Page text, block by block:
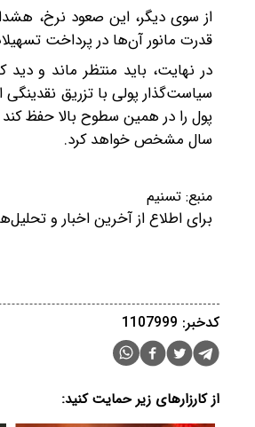
از سوی دیگر، این صعود نرخ،
قدرت مانور آن‌ها در پرداخت
در نهایت، باید منتظر ماند و
سیاست‌گذار پولی با تزریق نقدینگی
پول را در همین سطوح بالا حفظ
سال مشخص خواهد کرد.
منبع: تسنیم
برای اطلاع از آخرین اخبار و
کدخبر: 1107999
از کارزارهای زیر حمایت کنید: